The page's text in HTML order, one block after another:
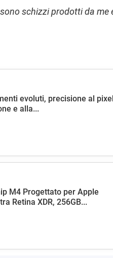
schizzi prodotti da
evoluti, precisione al
e alla...
M4 Progettato per Apple
Retina XDR, 256GB...